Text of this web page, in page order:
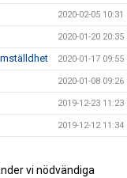
2020-02-05 10:31
2020-01-20 20:35
2020-01-17 09:55
2020-01-08 09:26
2019-12-23 11:23
2019-12-12 11:34
2019-11-25 09:51
vi nödvändiga